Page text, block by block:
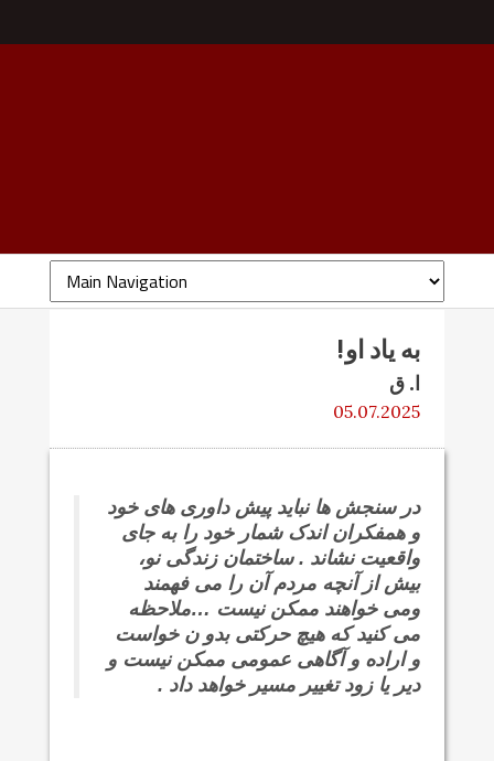
به یاد او!
ا. ق
05.07.2025
در سنجش ها نباید پیش داوری های خود
و همفکران اندک شمار خود را به جای
واقعیت نشاند . ساختمان زندگی نو،
بیش از آنچه مردم آن را می فهمند
ومی خواهند ممکن نیست …ملاحظه
می کنید که هیچ حرکتی بدو ن خواست
و اراده و آگاهی عمومی ممکن نیست و
دیر یا زود تغییر مسیر خواهد داد .